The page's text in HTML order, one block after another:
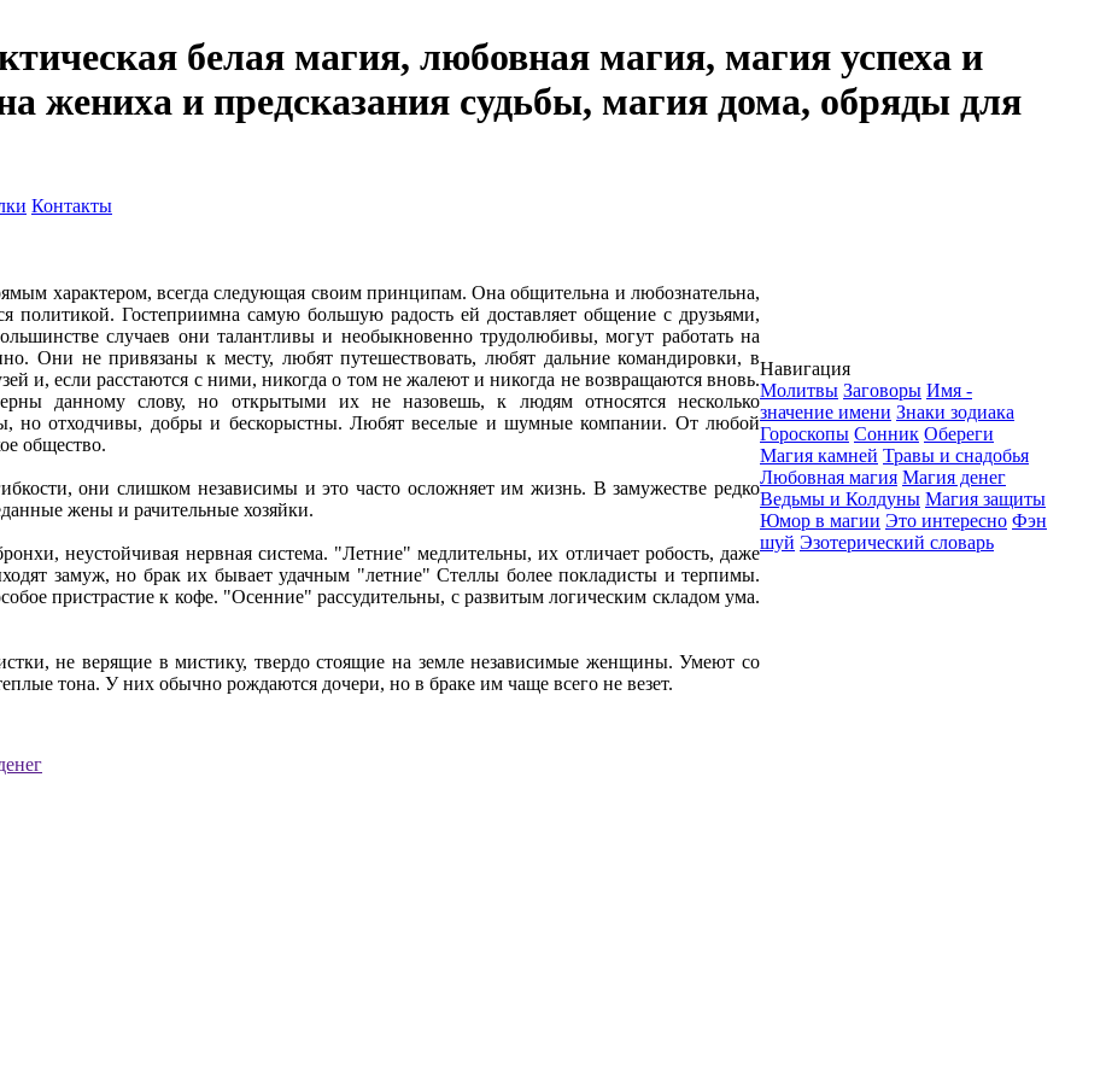
белая магия, любовная магия, магия успеха и
жениха и предсказания судьбы, магия дома, обряды для
Контакты
характером, всегда следующая своим принципам. Она общительна и любознательна,
политикой. Гостеприимна самую большую радость ей доставляет общение с друзьями,
случаев они талантливы и необыкновенно трудолюбивы, могут работать на
Они не привязаны к месту, любят путешествовать, любят дальние командировки, в
и, если расстаются с ними, никогда о том не жалеют и никогда не возвращаются вновь.
данному слову, но открытыми их не назовешь, к людям относятся несколько
но отходчивы, добры и бескорыстны. Любят веселые и шумные компании. От любой
общество.
они слишком независимы и это часто осложняет им жизнь. В замужестве редко
жены и рачительные хозяйки.
неустойчивая нервная система. "Летние" медлительны, их отличает робость, даже
замуж, но брак их бывает удачным "летние" Стеллы более покладисты и терпимы.
пристрастие к кофе. "Осенние" рассудительны, с развитым логическим складом ума.
не верящие в мистику, твердо стоящие на земле независимые женщины. Умеют со
тона. У них обычно рождаются дочери, но в браке им чаще всего не везет.
Навигация
Молитвы Заговоры Имя -
значение имени Знаки зодиака
Гороскопы Сонник Обереги
Магия камней Травы и снадобья
Любовная магия Магия денег
Ведьмы и Колдуны Магия защиты
Юмор в магии Это интересно Фэн
шуй Эзотерический словарь